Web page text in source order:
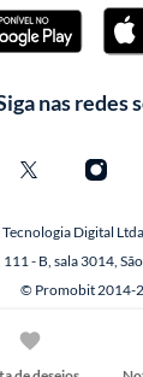
nas redes
Digital
111 - B, sala 3014,
© Promobit 2014-